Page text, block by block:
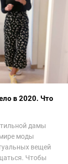
в 2020. Что
дамы
моды
вещей
Чтобы